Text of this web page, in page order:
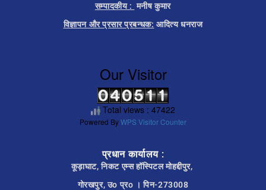
सम्पादकीय : मनीष कुमार
विज्ञापन और प्रसार प्रबन्धक: आदित्य धनराज
Our Visitor
Total views : 47422
Powered ByWPS Visitor Counter
प्रधान कार्यालय :
कूड़ाघाट, निकट एम्स हॉस्पिटल मोहद्दीपुर,
गोरखपुर, उo प्रo । पिन-273008